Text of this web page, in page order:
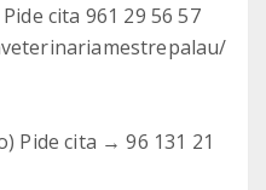
cita 961 29 56 57
Pide cita → 96 131 21